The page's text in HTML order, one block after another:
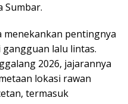
Sumbar.
menekankan pentingnya
lalu lintas.
2026, jajarannya
lokasi rawan
termasuk